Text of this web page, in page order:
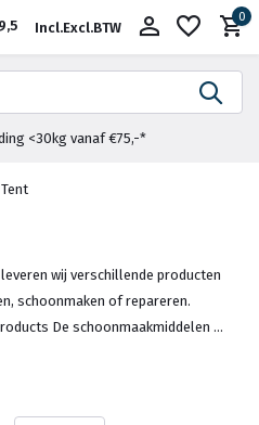
9,5 Incl.Excl.BTW
0
Tent
wij verschillende producten
schoonmaken of repareren.
De schoonmaakmiddelen ...